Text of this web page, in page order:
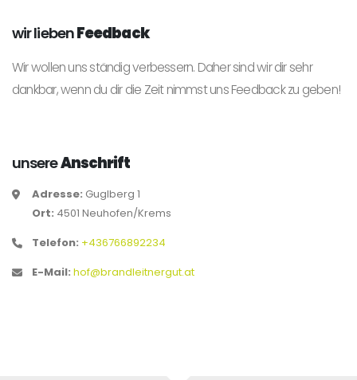
wir liebenFeedback
Wir wollen uns ständig verbessern. Daher sind wir dir sehr
dankbar, wenn du dir die Zeit nimmst uns Feedback zu geben!
unsereAnschrift
Adresse: Guglberg 1
Ort: 4501 Neuhofen/Krems
Telefon: +436766892234
E-Mail: hof@brandleitnergut.at